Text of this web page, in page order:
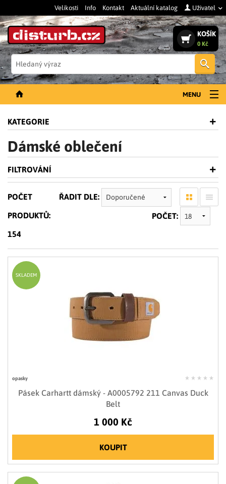
Velikosti Info Kontakt Aktuální katalog Uživatel
KOŠÍK
0 Kč
MENU
DÁMSKÉ OBLEČENÍ
DOPLŇKY
PRACOVNÍ BOTY
SLEVY A VÝPRODEJ
LIMITOVANÉ EDICE
RUKAVICE
KATEGORIE
Dámské oblečení
FILTROVÁNÍ
ŘADIT DLE:
POČET:
POČET
PRODUKTŮ:
154
opasky
Pásek Carhartt dámský - A0005792 211 Canvas Duck
Belt
1 000 Kč
KOUPIT
SKLADEM